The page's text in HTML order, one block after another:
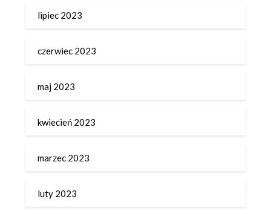
lipiec 2023
czerwiec 2023
maj 2023
kwiecień 2023
marzec 2023
luty 2023